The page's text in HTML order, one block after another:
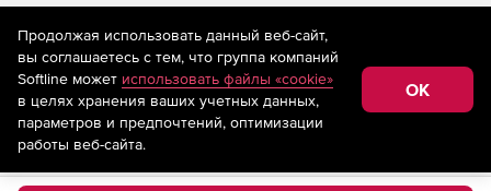
На информационном ресурсе store.softline.ru применяются
рекомендательные технологии(информационные технологии
предоставления информации на основе сбора,
систематизации и анализа сведений, относящихся к
предпочтениям пользователей сети «Интернет»,
находящихся на территории Российской Федерации)
Продолжая использовать данный веб-сайт,
вы соглашаетесь с тем, что группа компаний
Softline может использовать файлы «cookie»
в целях хранения ваших учетных данных,
параметров и предпочтений, оптимизации
работы веб-сайта.
OK